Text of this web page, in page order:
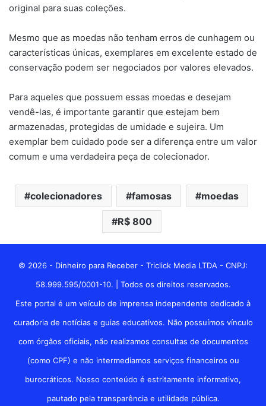
original para suas coleções.
Mesmo que as moedas não tenham erros de cunhagem ou
características únicas, exemplares em excelente estado de
conservação podem ser negociados por valores elevados.
Para aqueles que possuem essas moedas e desejam
vendê-las, é importante garantir que estejam bem
armazenadas, protegidas de umidade e sujeira. Um
exemplar bem cuidado pode ser a diferença entre um valor
comum e uma verdadeira peça de colecionador.
colecionadores famosas moedas
R$ 800
© 2026 - Dinheiro para Receber - Triclick Media LTDA - CNPJ:
58.999.595/0001-10. | Todos os direitos reservados.
Este portal é um veículo de imprensa independente dedicado à
curadoria de notícias e guias educativos. Não possuímos vínculo
com órgãos oficiais, não realizamos consultas de documentos
(como CPF) e não intermediamos serviços financeiros ou
burocráticos. Nosso conteúdo é estritamente informativo,
pautado pela transparência e utilidade pública.